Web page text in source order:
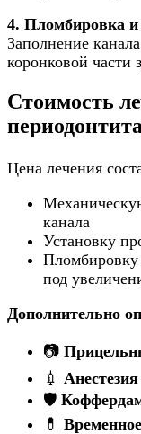
4. Пломбировка и
Заполнение
коронковой части
Стоимость
периодонтита
Цена лечения
канала
Установку
Пломбировку
под
Дополнительно
📷
💉
🛡️
💊